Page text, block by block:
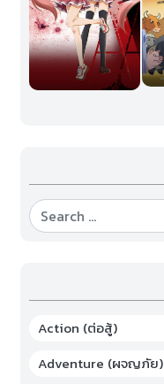
Action (ต่อสู้)
Adventure (ผจญภัย)